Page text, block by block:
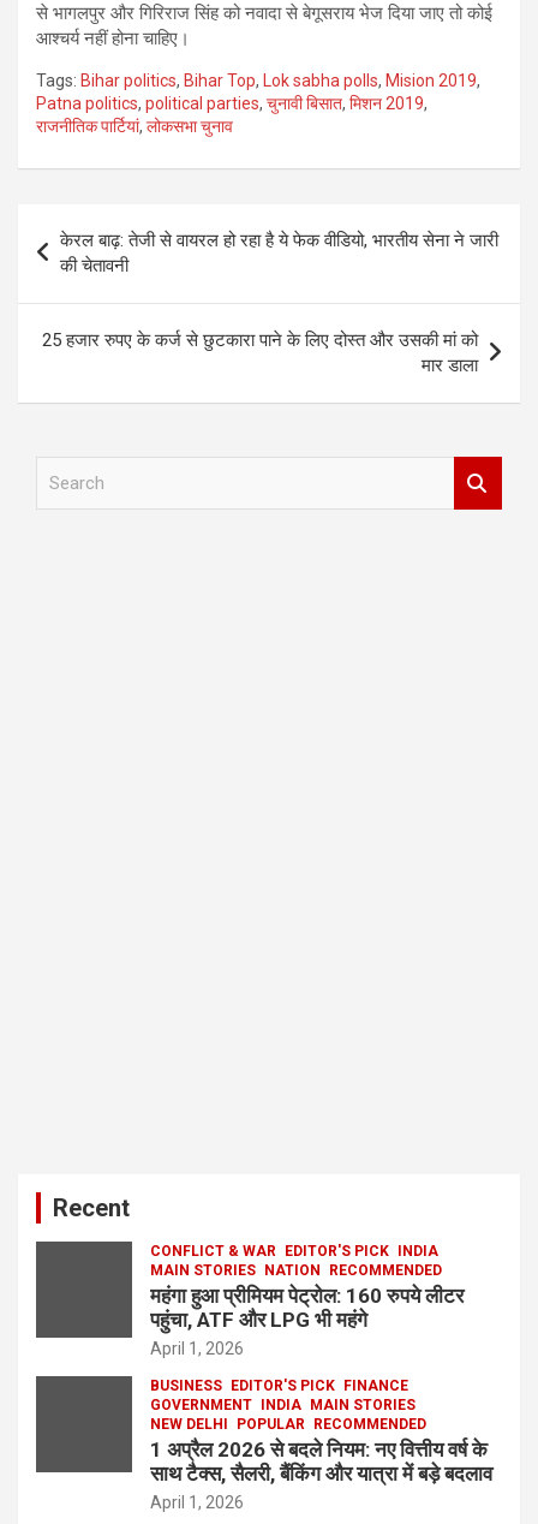
से भागलपुर और गिरिराज सिंह को नवादा से बेगूसराय भेज दिया जाए तो कोई
आश्चर्य नहीं होना चाहिए।
Tags: Bihar politics, Bihar Top, Lok sabha polls, Mision 2019,
Patna politics, political parties, चुनावी बिसात, मिशन 2019,
राजनीतिक पार्टियां, लोकसभा चुनाव
Post
navigation
केरल बाढ़: तेजी से वायरल हो रहा है ये फेक वीडियो, भारतीय सेना ने जारी
की चेतावनी
25 हजार रुपए के कर्ज से छुटकारा पाने के लिए दोस्त और उसकी मां को
मार डाला
Recent
CONFLICT & WAR EDITOR'S PICK
INDIA
MAIN STORIES
NATION RECOMMENDED
महंगा हुआ प्रीमियम पेट्रोल: 160 रुपये लीटर
पहुंचा, ATF और LPG भी महंगे
April 1, 2026
BUSINESS EDITOR'S PICK
FINANCE
GOVERNMENT
INDIA
MAIN STORIES
NEW DELHI
POPULAR RECOMMENDED
1 अप्रैल 2026 से बदले नियम: नए वित्तीय वर्ष के
साथ टैक्स, सैलरी, बैंकिंग और यात्रा में बड़े बदलाव
April 1, 2026